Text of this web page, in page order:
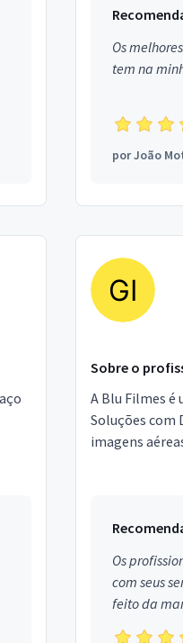
Os
tem na
porJoão
Sobre o
A Blu Filmes é
Soluções com Drones!
imagens
Os
com seus
feito da
Aprovado!